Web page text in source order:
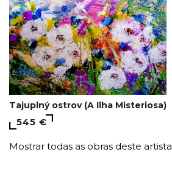
Tajuplný ostrov (A Ilha Misteriosa)
545 €
Mostrar todas as obras deste artista